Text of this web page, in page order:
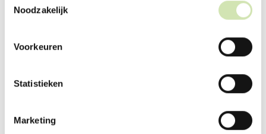
Noodzakelijk
Voorkeuren
Statistieken
Marketing
Tastimming